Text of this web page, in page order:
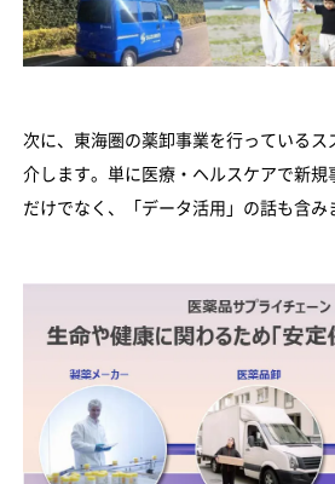
次に、東海圏の薬卸事業を行っているス
介します。単に医療・ヘルスケアで新規
だけでなく、「データ活用」の話も含み